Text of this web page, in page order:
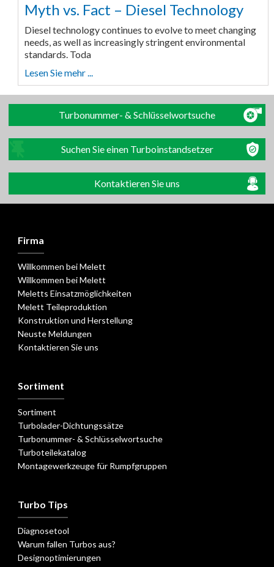
Myth vs. Fact – Diesel Technology
Diesel technology continues to evolve to meet changing
needs, as well as increasingly stringent environmental
standards. Toda
Lesen Sie mehr ...
Turbonummer- & Schlüsselwortsuche
Suchen Sie einen Turboinstandsetzer
Kontaktieren Sie uns
Firma
Willkommen bei Melett
Willkommen bei Melett
Meletts Einsatzmöglichkeiten
Melett Teileproduktion
Konstruktion und Herstellung
Neuste Meldungen
Kontaktieren Sie uns
Sortiment
Sortiment
Turbolader-Dichtungssätze
Turbonummer- & Schlüsselwortsuche
Turboteilekatalog
Montagewerkzeuge für Rumpfgruppen
Turbo Tips
Diagnosetool
Warum fallen Turbos aus?
Designoptimierungen